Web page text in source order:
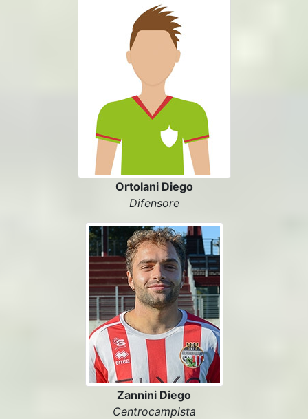
Ortolani Diego
Difensore
Zannini Diego
Centrocampista